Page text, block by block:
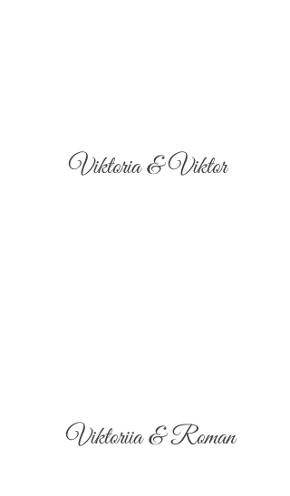
Viktoria & Viktor
Viktoriia & Roman